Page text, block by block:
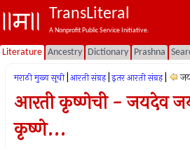
TransLiteral
A Nonprofit Public Service Initiative.
Literature Ancestry Dictionary Prashna
मराठी मुख्य सूची आरती संग्रह इतर आरती संग्रह
आरती कृष्णेची - जयदेव
कृष्णे...